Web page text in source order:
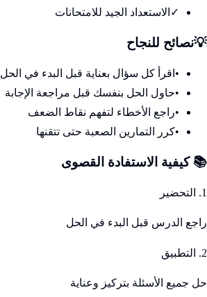
✓ الاستعداد الجيد للامتحانات
💡نصائح للنجاح
• اقرأ كل سؤال بعناية قبل البدء في الحل
•حاول الحل بنفسك قبل مراجعة الإجابة
•راجع الأخطاء لتفهم نقاط الضعف
•كرر التمارين الصعبة حتى تتقنها
📚 كيفية الاستفادة القصوى
1. التحضير
راجع الدرس قبل البدء في الحل
2. التطبيق
حل جميع الأسئلة بتركيز وعناية